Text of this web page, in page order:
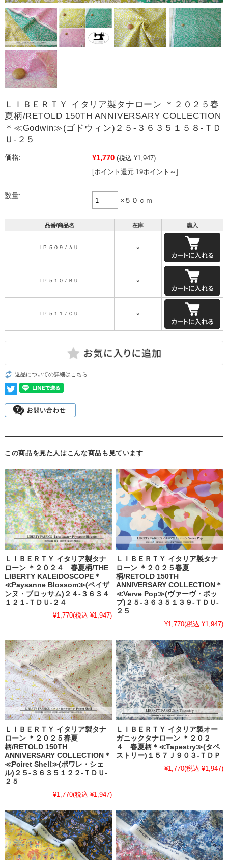
ＬＩＢＥＲＴＹ イタリア製タナローン ＊２０２５春
夏柄/RETOLD 150TH ANNIVERSARY COLLECTION
＊≪Godwin≫(ゴドウィン)２５-３６３５１５８-ＴＤ
Ｕ-２５
価格: ¥1,770 (税込 ¥1,947)
[ポイント還元 19ポイント～]
数量:
×５０ｃｍ
品番/商品名 在庫 購入
LP-５０９ / ＡＵ ○
LP-５１０ / ＢＵ ○
LP-５１１ / ＣＵ ○
返品についての詳細はこちら
この商品を見た人はこんな商品も見ています
ＬＩＢＥＲＴＹ イタリア製タナ
ローン ＊２０２４ 春夏柄/THE
LIBERTY KALEIDOSCOPE＊
≪Paysanne Blossom≫(ペイザ
ンヌ・ブロッサム)２４-３６３４
１２１-ＴＤＵ-２４
¥1,770(税込 ¥1,947)
ＬＩＢＥＲＴＹ イタリア製タナ
ローン ＊２０２５春夏
柄/RETOLD 150TH
ANNIVERSARY COLLECTION＊
≪Verve Pop≫(ヴァーヴ・ポッ
プ)２５-３６３５１３９-ＴＤＵ-
２５
¥1,770(税込 ¥1,947)
ＬＩＢＥＲＴＹ イタリア製タナ
ローン ＊２０２５春夏
柄/RETOLD 150TH
ANNIVERSARY COLLECTION＊
≪Poiret Shell≫(ポワレ・シェ
ル)２５-３６３５１２２-ＴＤＵ-
２５
¥1,770(税込 ¥1,947)
ＬＩＢＥＲＴＹ イタリア製オー
ガニックタナローン ＊２０２
４ 春夏柄＊≪Tapestry≫(タペ
ストリー)１５７Ｊ９０３-ＴＤＰ
¥1,770(税込 ¥1,947)